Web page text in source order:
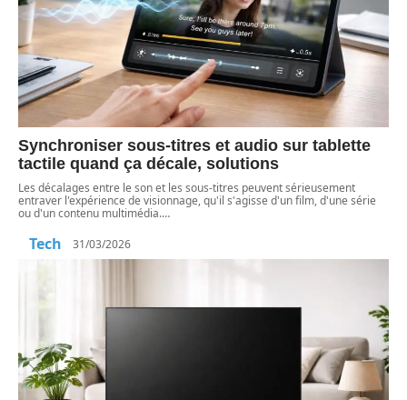
Synchroniser sous-titres et audio sur tablette
tactile quand ça décale, solutions
Les décalages entre le son et les sous-titres peuvent sérieusement
entraver l'expérience de visionnage, qu'il s'agisse d'un film, d'une série
ou d'un contenu multimédia.…
Tech 31/03/2026